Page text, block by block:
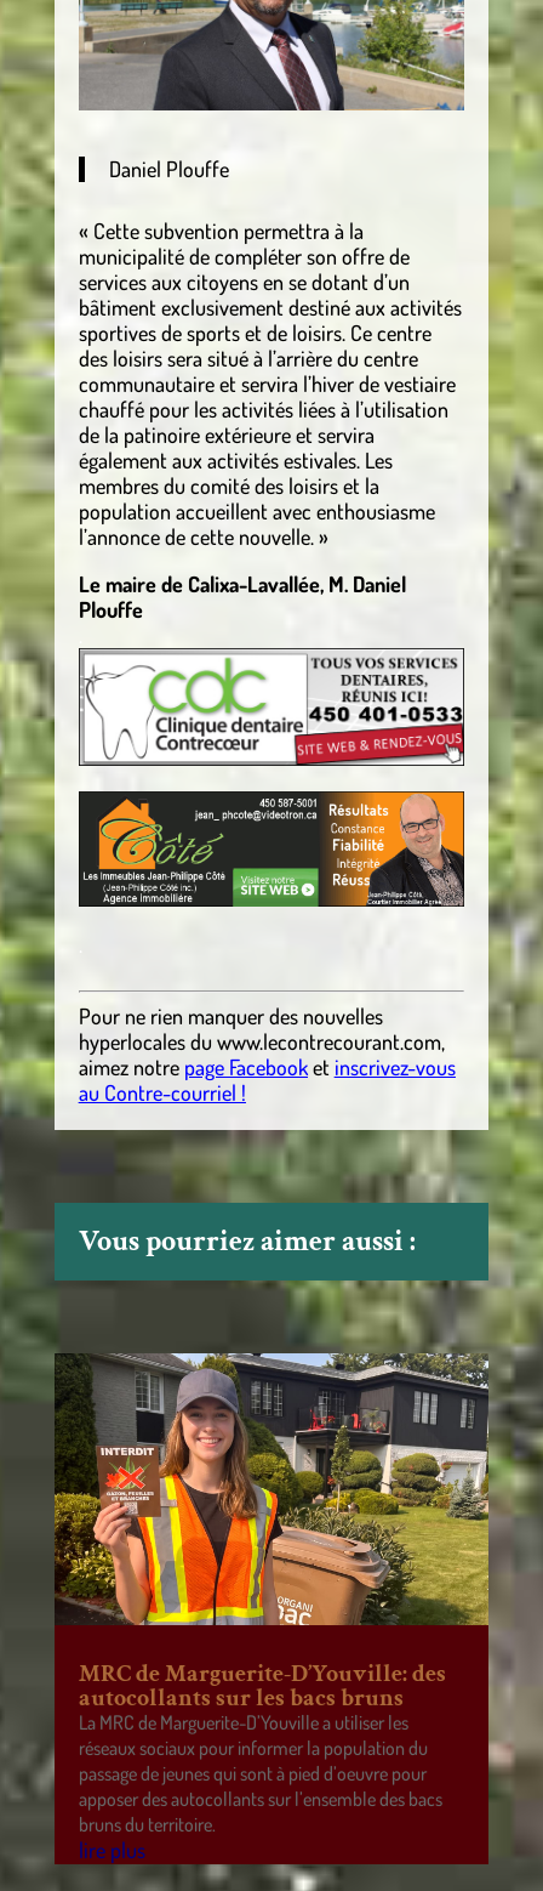
Daniel Plouffe
« Cette subvention permettra à la
municipalité de compléter son offre de
services aux citoyens en se dotant d’un
bâtiment exclusivement destiné aux activités
sportives de sports et de loisirs. Ce centre
des loisirs sera situé à l’arrière du centre
communautaire et servira l’hiver de vestiaire
chauffé pour les activités liées à l’utilisation
de la patinoire extérieure et servira
également aux activités estivales. Les
membres du comité des loisirs et la
population accueillent avec enthousiasme
l’annonce de cette nouvelle. »
Le maire de Calixa-Lavallée, M. Daniel
Plouffe
Pour ne rien manquer des nouvelles
hyperlocalesdu www.lecontrecourant.com,
aimez notre page Facebooket inscrivez-vous
au Contre-courriel !
Vous pourriez aimer aussi :
MRC de Marguerite-D’Youville: des
autocollants sur les bacs bruns
La MRC de Marguerite-D’Youville a utiliser les
réseaux sociaux pour informer la population du
passage de jeunes qui sont à pied d’oeuvre pour
apposer des autocollants sur l’ensemble des bacs
bruns du territoire.
lire plus